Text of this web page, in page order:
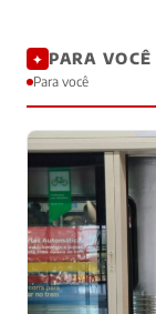
✦ PARA VOCÊ
Para você